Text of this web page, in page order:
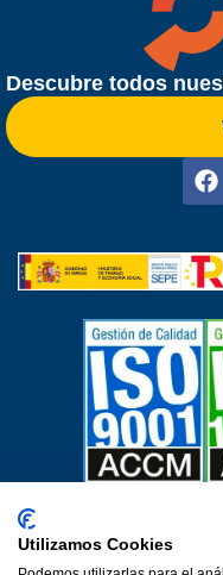
Descubre todos
Aviso LegalPolítica
Utilizamos Cookies